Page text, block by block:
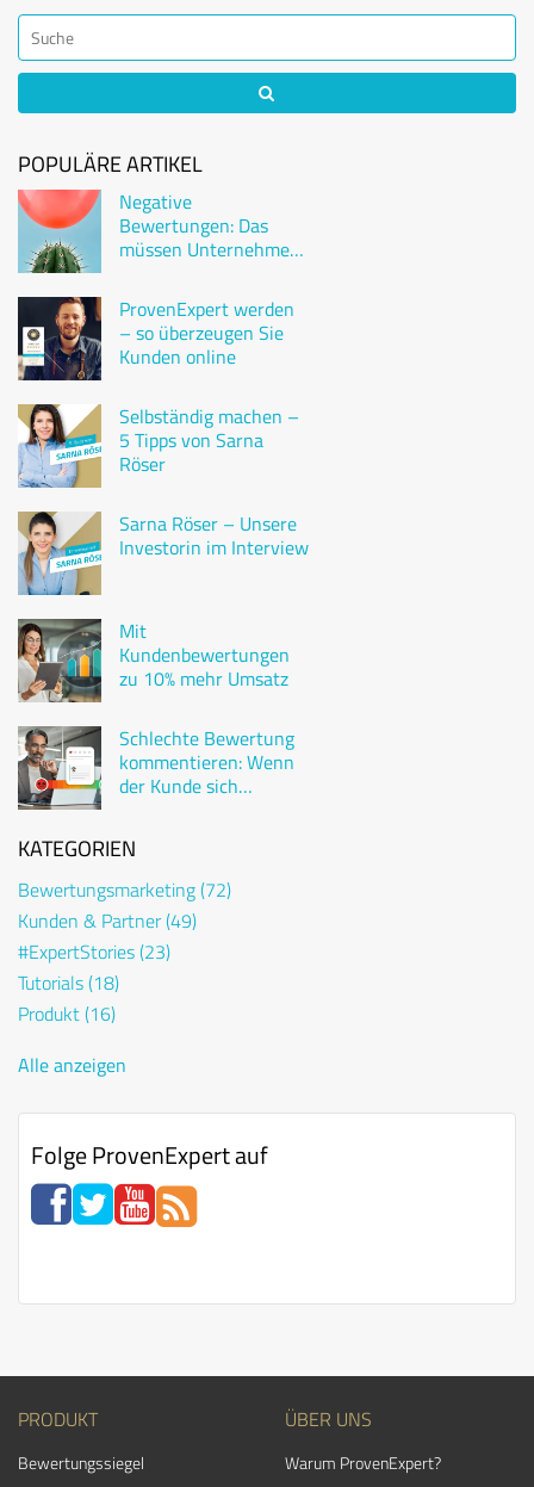
POPULÄRE ARTIKEL
Negative
Bewertungen: Das
müssen Unternehmen
ProvenExpert werden
– so überzeugen Sie
Kunden online
Selbständig machen –
5 Tipps von Sarna
Röser
Sarna Röser – Unsere
Investorin im Interview
Mit
Kundenbewertungen
zu 10% mehr Umsatz
Schlechte Bewertung
kommentieren: Wenn
der Kunde sich
KATEGORIEN
Bewertungsmarketing(72)
Kunden & Partner(49)
#ExpertStories(23)
Tutorials(18)
Produkt(16)
Alle anzeigen
Folge ProvenExpert auf
PRODUKT
Bewertungssiegel
ÜBER UNS
Warum ProvenExpert?